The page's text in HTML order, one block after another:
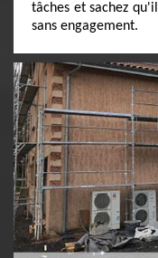
tâches et sachez
sans engagement.